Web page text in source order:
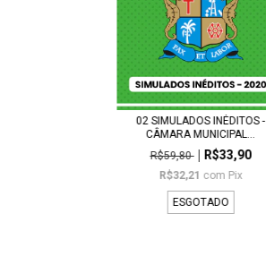
02 SIMULADOS INÉDITOS -
CÂMARA MUNICIPAL...
R$59,80
R$33,90
R$32,21 com Pix
ESGOTADO